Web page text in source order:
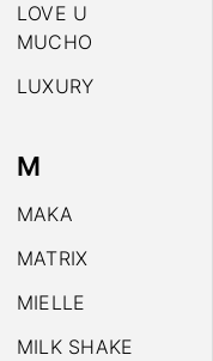
LOVE U
MUCHO
LUXURY
M
MAKA
MATRIX
MIELLE
MILK SHAKE